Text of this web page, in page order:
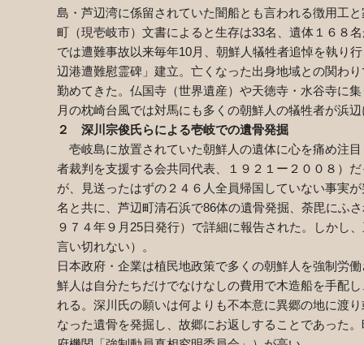
島・芦辺湾に係留されていた闇船とも言われる徴用工
町（現壱岐市）文書によると生存は33名、遺体１６８
では遭難事故以来毎年10月、朝鮮人犠牲者追悼を執り
辺港遭難慰霊碑」建立。亡くなった出身地域との関わ
勤めてきた。仏国寺（世界遺産）や天徳寺・水谷寺に
月の枕崎台風では対馬にも多くの朝鮮人の犠牲者が浜
２ 深川宗俊氏らによる壱岐での遺骨発掘
壱岐島に放置されていた朝鮮人の遺体に心を痛め注
者裁判を支援する会共同代表、１９２１ー２００８）
が、見送ったはずの２４６人全員帰国していない事実
名と共に、芦辺町清石浜で86体の遺骨発掘、荼毘にふ
９７４年９月 25日発行）で詳細に報告された。しかし
言い切れない）。
日本政府・企業は植民地政策で多くの朝鮮人を強制労
鮮人は自分たちだけでなけなしの費用で木造船を手配
れる。深川氏の願いは何よりも不本意に異郷の地に渡
なった遺骨を発掘し、故郷にお返しすることであった